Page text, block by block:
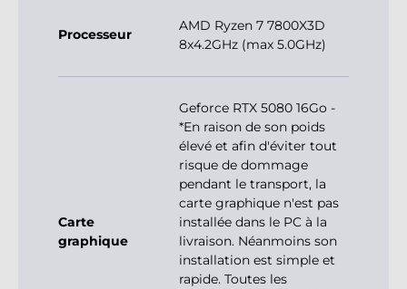
Processeur
AMD Ryzen 7 7800X3D
8x4.2GHz (max 5.0GHz)
Carte
graphique
Geforce RTX 5080 16Go -
*En raison de son poids
élevé et afin d'éviter tout
risque de dommage
pendant le transport, la
carte graphique n'est pas
installée dans le PC à la
livraison. Néanmoins son
installation est simple et
rapide. Toutes les